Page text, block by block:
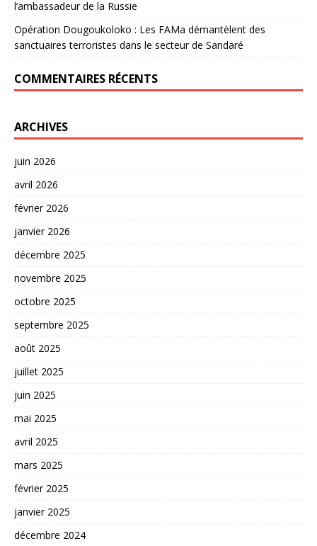
l’ambassadeur de la Russie
Opération Dougoukoloko : Les FAMa démantèlent des
sanctuaires terroristes dans le secteur de Sandaré
COMMENTAIRES RÉCENTS
ARCHIVES
juin 2026
avril 2026
février 2026
janvier 2026
décembre 2025
novembre 2025
octobre 2025
septembre 2025
août 2025
juillet 2025
juin 2025
mai 2025
avril 2025
mars 2025
février 2025
janvier 2025
décembre 2024